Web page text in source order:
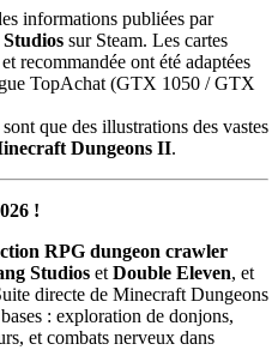
informations publiées par
sur Steam. Les cartes
recommandée ont été adaptées
TopAchat (GTX 1050 / GTX
que des illustrations des vastes
Dungeons II.
!
RPG dungeon crawler
Studios et Double Eleven, et
directe de Minecraft Dungeons
: exploration de donjons,
et combats nerveux dans